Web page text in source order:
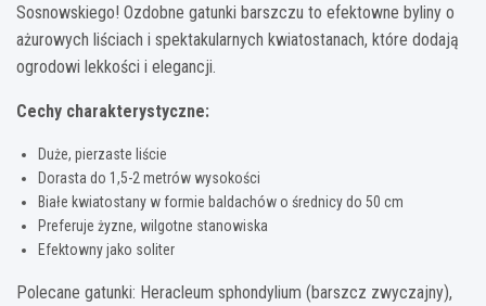
Sosnowskiego! Ozdobne gatunki barszczu to efektowne byliny o
ażurowych liściach i spektakularnych kwiatostanach, które dodają
ogrodowi lekkości i elegancji.
Cechy charakterystyczne:
Duże, pierzaste liście
Dorasta do 1,5-2 metrów wysokości
Białe kwiatostany w formie baldachów o średnicy do 50 cm
Preferuje żyzne, wilgotne stanowiska
Efektowny jako soliter
Polecane gatunki: Heracleum sphondylium (barszcz zwyczajny),